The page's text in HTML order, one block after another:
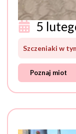
5
Szczeniaki w
Poznaj miot